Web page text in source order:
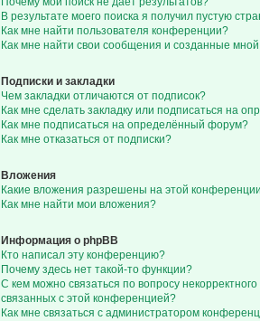
В результате моего поиска я получил пустую
Как мне найти пользователя конференции?
Как мне найти свои сообщения и созданные
Подписки и закладки
Чем закладки отличаются от подписок?
Как мне сделать закладку или подписаться на
Как мне подписаться на определённый форум?
Как мне отказаться от подписки?
Вложения
Какие вложения разрешены на этой
Как мне найти мои вложения?
Информация о phpBB
Кто написал эту конференцию?
Почему здесь нет такой-то функции?
С кем можно связаться по вопросу
связанных с этой конференцией?
Как мне связаться с администратором